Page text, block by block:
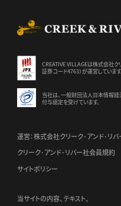
CREATIVE VILLAGEは株式会社ク
証券コード4763）が運営しています
当社は、一般財団法人日本情報経
付与認定を受けています。
運営：株式会社クリーク･アンド･リ
クリーク･アンド･リバー社会員規約
サイトポリシー
当サイトの内容、テキスト、